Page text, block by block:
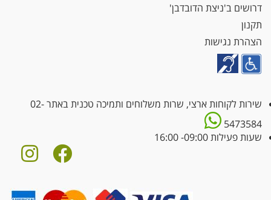
דרושים ב'ניצת הדובדבן'
תקנון
הצהרת נגישות
שירות לקוחות ארצי, שרות משלוחים ותמיכה טכנית באתר02-
5473584
שעות פעילות 09:00- 16:00